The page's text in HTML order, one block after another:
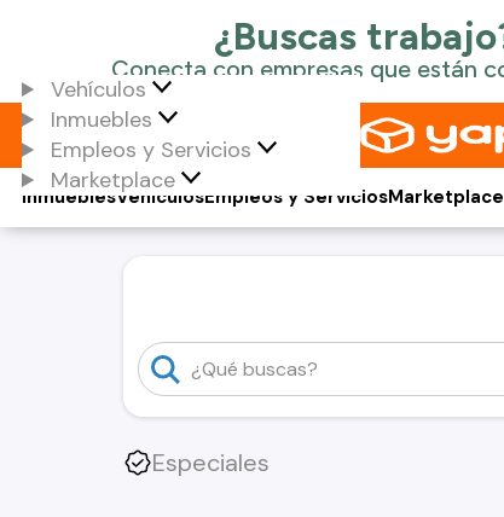
Vehículos
Inmuebles
Empleos y Servicios
Marketplace
Vehículos
Inmuebles Empleos y ServiciosMarketplace
Especiales